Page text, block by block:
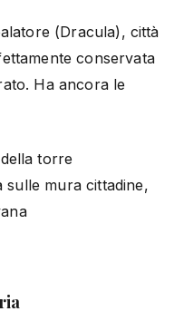
(Dracula), città
conservata
Ha ancora le
torre
sulle mura cittadine,